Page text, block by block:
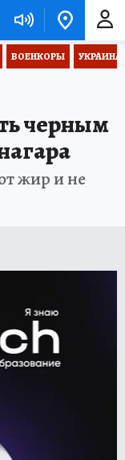
ВОЕНКОРЫ
черным
жир и не